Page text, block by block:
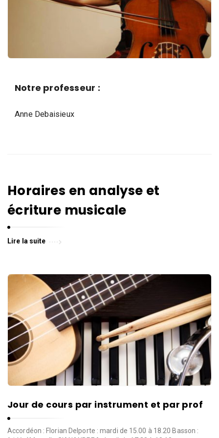
,
a
n
s
e
t
s
d
e
l
P
a
r
o
l
e
d
e
l
a
V
i
Notre professeur :
Anne Debaisieux
Horaires en analyse et
écriture musicale
Lire la suite
Jour de cours par instrument et par prof
Accordéon : Florian Delporte : mardi de 15.00 à 18.20 Basson :